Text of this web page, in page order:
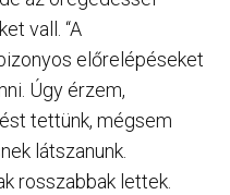
vall. “A
előrelépéseket
Úgy érzem,
tettünk, mégsem
látszanunk.
rosszabbak lettek.